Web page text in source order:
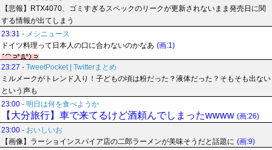
【悲報】RTX4070、ゴミすぎるスペックのリークが更新されないまま発売日に関
する情報が出てしまう
23:31 - メシニュース
ドイツ料理って日本人の口に合わないのかなあ (画:1)
23:27 - TweetPocket | Twitterまとめ
ミルメークがトレンド入り！子どもの頃は粉だった？液体だった？そもそも出ない
という声も
23:00 - 明日は何を食べようか
【大分旅行】車で来てるけど酒頼んでしまったwwww (画:26)
23:00 - おいしいお
【画像】ラーショインスパイア店の二郎ラーメンが美味そうだと話題に (画:9)